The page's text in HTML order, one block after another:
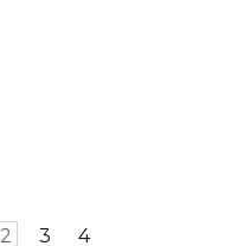
2 3 4